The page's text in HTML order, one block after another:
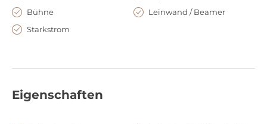
Bühne
Leinwand / Beamer
Starkstrom
Eigenschaften